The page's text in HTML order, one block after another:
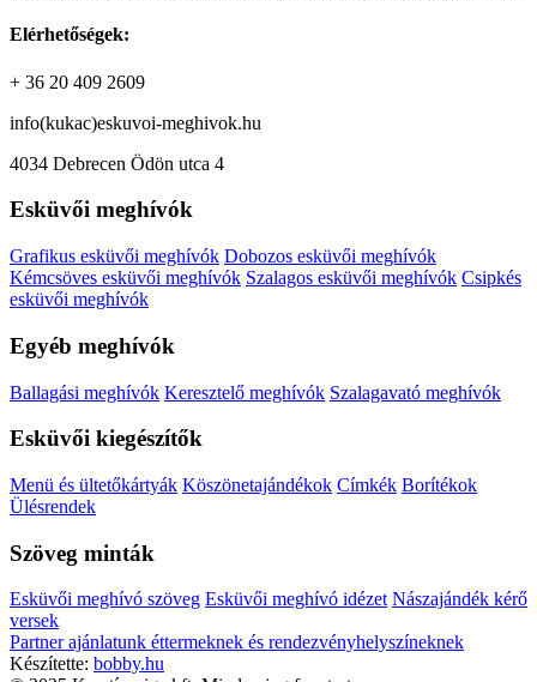
Elérhetőségek:
+ 36 20 409 2609
info(kukac)eskuvoi-meghivok.hu
4034 Debrecen Ödön utca 4
Esküvői meghívók
Grafikus esküvői meghívók Dobozos esküvői meghívók
Kémcsöves esküvői meghívók Szalagos esküvői meghívók Csipkés
esküvői meghívók
Egyéb meghívók
Ballagási meghívók Keresztelő meghívók Szalagavató meghívók
Esküvői kiegészítők
Menü és ültetőkártyák Köszönetajándékok Címkék Borítékok
Ülésrendek
Szöveg minták
Esküvői meghívó szöveg Esküvői meghívó idézet Nászajándék kérő
versek
Partner ajánlatunk éttermeknek és rendezvényhelyszíneknek
Készítette: bobby.hu